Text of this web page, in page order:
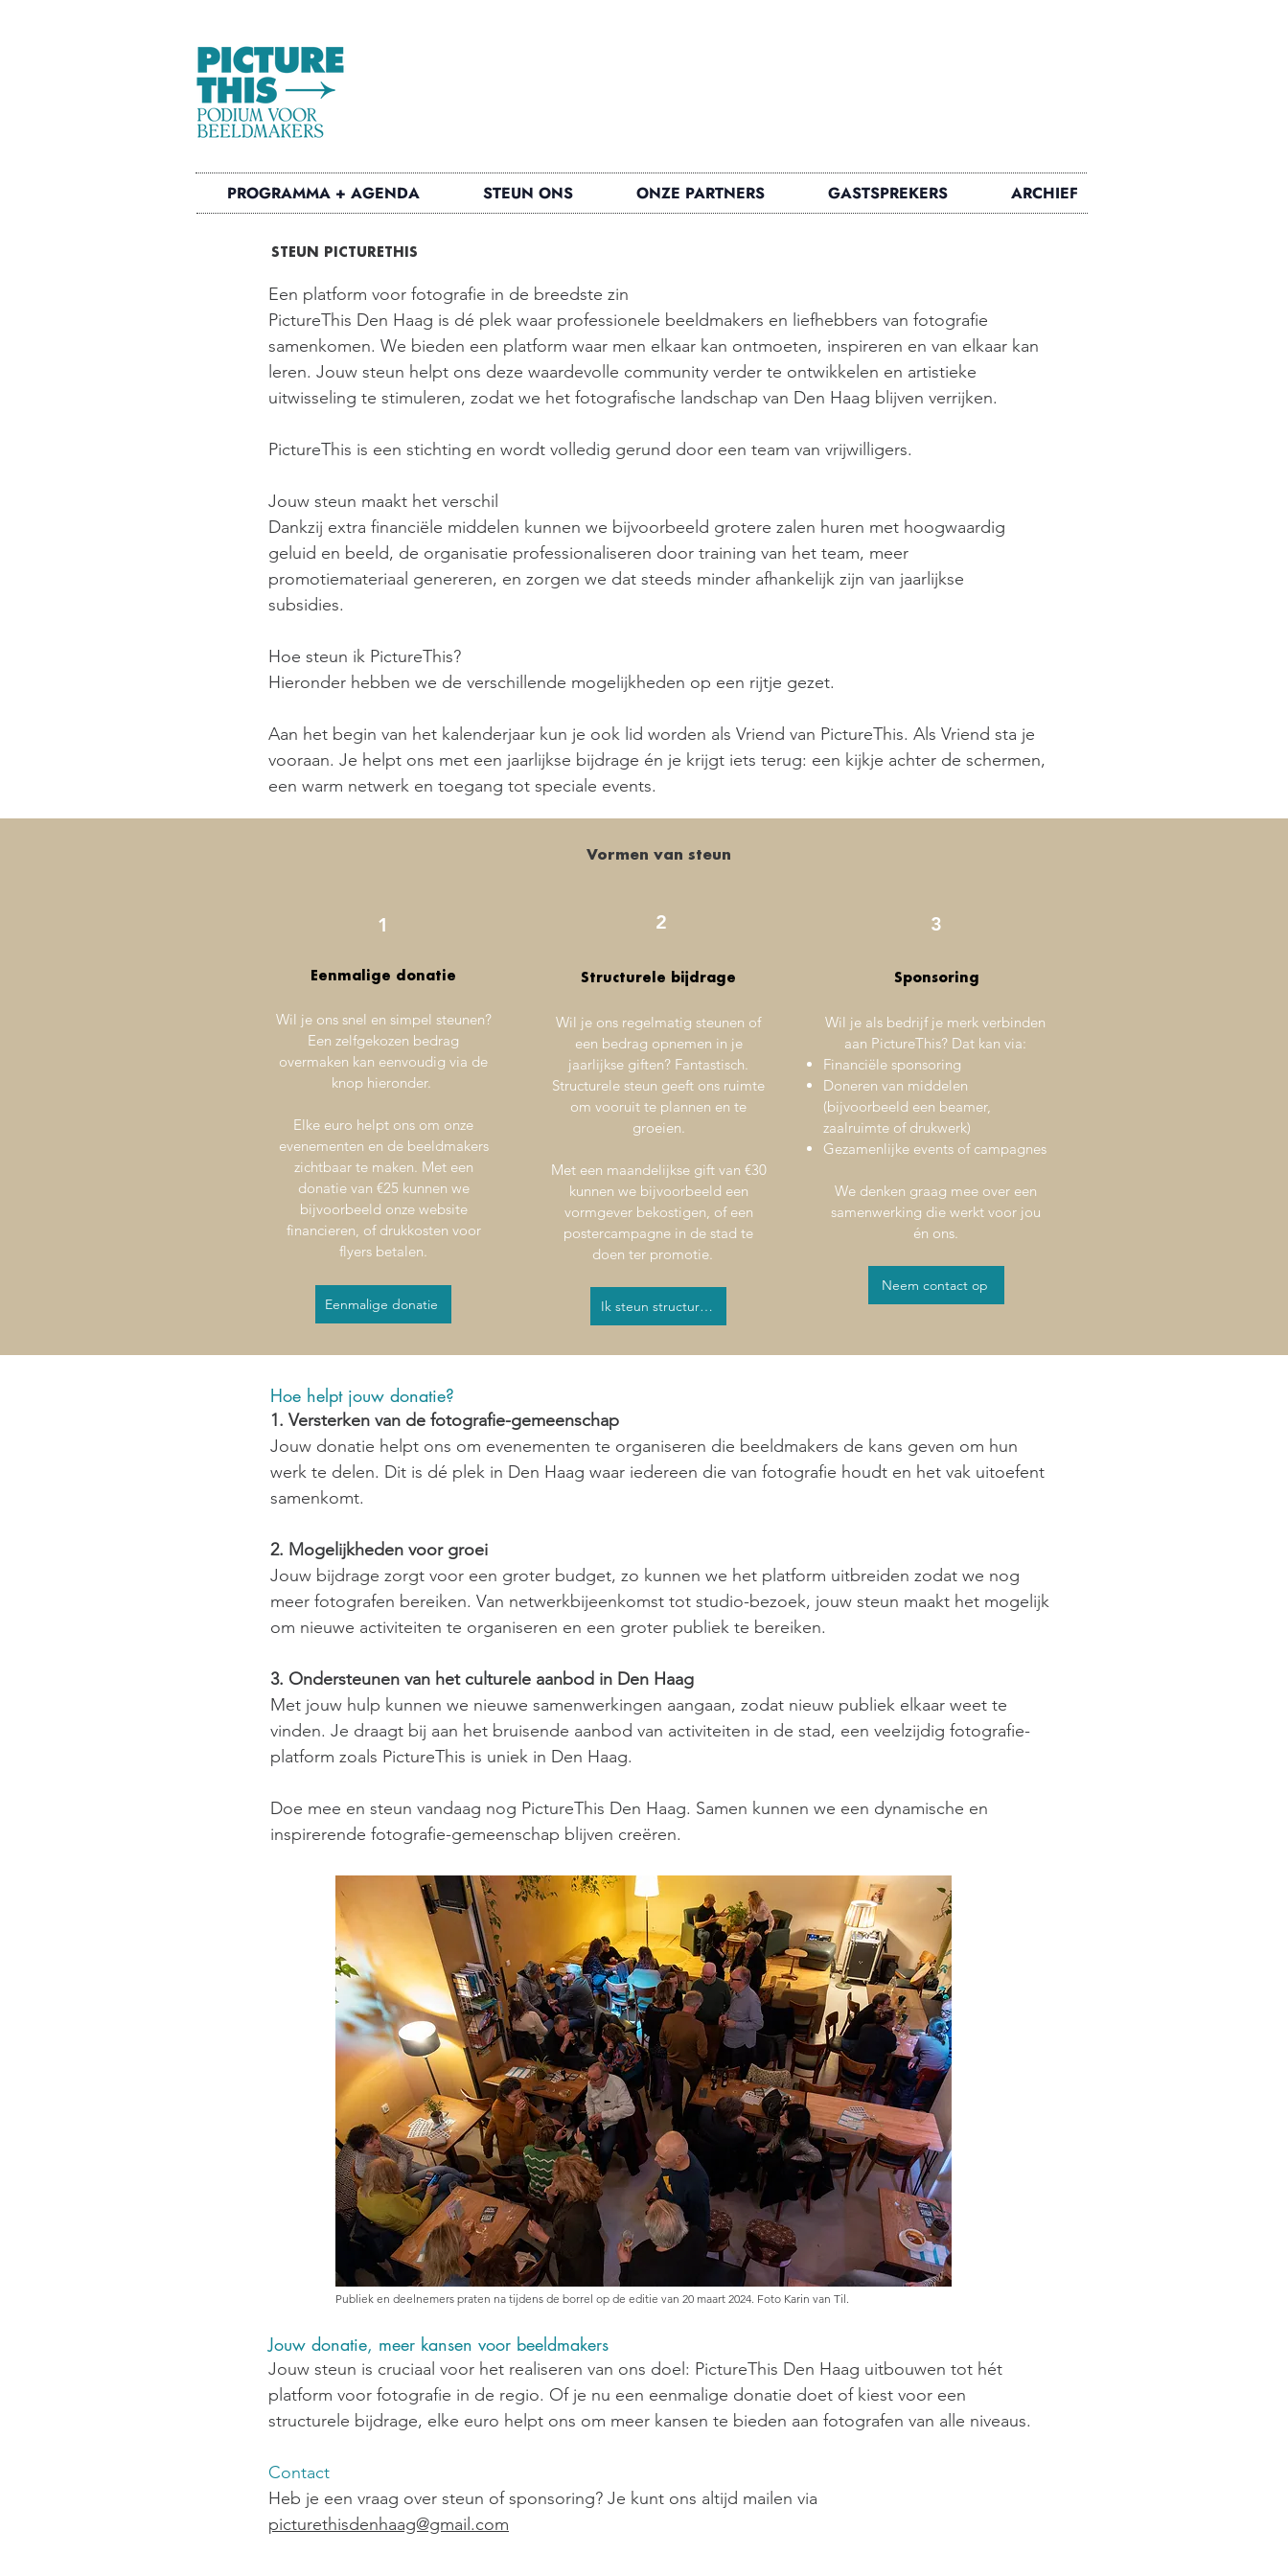
PROGRAMMA + AGENDA STEUN ONS ONZE PARTNERS GASTSPREKERS ARCHIEF
STEUN PICTURETHIS
Een platform voor fotografie in de breedste zin
PictureThis Den Haag is dé plek waar professionele beeldmakers en liefhebbers van fotografie
samenkomen. We bieden een platform waar men elkaar kan ontmoeten, inspireren en van elkaar kan
leren. Jouw steun helpt ons deze waardevolle community verder te ontwikkelen en artistieke
uitwisseling te stimuleren, zodat we het fotografische landschap van Den Haag blijven verrijken.
PictureThis is een stichting en wordt volledig gerund door een team van vrijwilligers. ​
Jouw steun maakt het verschil​
Dankzij extra financiële middelen kunnen we bijvoorbeeld grotere zalen huren met hoogwaardig
geluid en beeld, de organisatie professionaliseren door training van het team, meer
promotiemateriaal genereren, en zorgen we dat steeds minder afhankelijk zijn van jaarlijkse
subsidies.
Hoe steun ik PictureThis?
Hieronder hebben we de verschillende mogelijkheden op een rijtje gezet.
Aan het begin van het kalenderjaar kun je ook lid worden als Vriend van PictureThis. Als Vriend sta je
vooraan. Je helpt ons met een jaarlijkse bijdrage én je krijgt iets terug: een kijkje achter de schermen,
een warm netwerk en toegang tot speciale events.
Vormen van steun
1
Eenmalige donatie
Wil je ons snel en simpel steunen?
Een zelfgekozen bedrag
overmaken kan eenvoudig via de
knop hieronder.
Elke euro helpt ons om onze
evenementen en de beeldmakers
zichtbaar te maken. Met een
donatie van €25 kunnen we
bijvoorbeeld onze website
financieren, of drukkosten voor
flyers betalen.
Eenmalige donatie
2
Structurele bijdrage
Wil je ons regelmatig steunen of
een bedrag opnemen in je
jaarlijkse giften? Fantastisch.
Structurele steun geeft ons ruimte
om vooruit te plannen en te
groeien.
Met een maandelijkse gift van €30
kunnen we bijvoorbeeld een
vormgever bekostigen, of een
postercampagne in de stad te
doen ter promotie.
Ik steun structureel
3
Sponsoring
Wil je als bedrijf je merk verbinden
aan PictureThis? Dat kan via:
Financiële sponsoring
Doneren van middelen
(bijvoorbeeld een beamer,
zaalruimte of drukwerk)
Gezamenlijke events of campagnes
We denken graag mee over een
samenwerking die werkt voor jou
én ons.
Neem contact op
Hoe helpt jouw donatie?
1. Versterken van de fotografie-gemeenschap
Jouw donatie helpt ons om evenementen te organiseren die beeldmakers de kans geven om hun
werk te delen. Dit is dé plek in Den Haag waar iedereen die van fotografie houdt en het vak uitoefent
samenkomt.
2. Mogelijkheden voor groei
Jouw bijdrage zorgt voor een groter budget, zo kunnen we het platform uitbreiden zodat we nog
meer fotografen bereiken. Van netwerkbijeenkomst tot studio-bezoek, jouw steun maakt het mogelijk
om nieuwe activiteiten te organiseren en een groter publiek te bereiken.
3. Ondersteunen van het culturele aanbod in Den Haag
Met jouw hulp kunnen we nieuwe samenwerkingen aangaan, zodat nieuw publiek elkaar weet te
vinden. Je draagt bij aan het bruisende aanbod van activiteiten in de stad, een veelzijdig fotografie-
platform zoals PictureThis is uniek in Den Haag.
Doe mee en steun vandaag nog PictureThis Den Haag. Samen kunnen we een dynamische en
inspirerende fotografie-gemeenschap blijven creëren.
Publiek en deelnemers praten na tijdens de borrel op de editie van 20 maart 2024. Foto Karin van Til.
Jouw donatie, meer kansen voor beeldmakers
Jouw steun is cruciaal voor het realiseren van ons doel: PictureThis Den Haag uitbouwen tot hét
platform voor fotografie in de regio. Of je nu een eenmalige donatie doet of kiest voor een
structurele bijdrage, elke euro helpt ons om meer kansen te bieden aan fotografen van alle niveaus.
Contact
Heb je een vraag over steun of sponsoring? Je kunt ons altijd mailen via
picturethisdenhaag@gmail.com